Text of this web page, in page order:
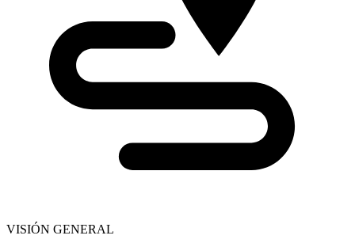
VISIÓN GENERAL